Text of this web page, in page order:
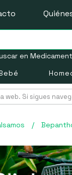
en
web. Si sigues
/